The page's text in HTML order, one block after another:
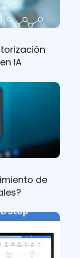
IA
de